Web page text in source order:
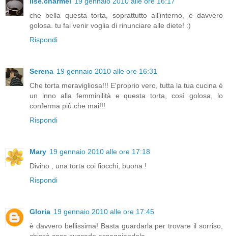
che bella questa torta, soprattutto all'interno, è davvero
golosa. tu fai venir voglia di rinunciare alle diete! :)
Rispondi
Serena 19 gennaio 2010 alle ore 16:31
Che torta meravigliosa!!! E'proprio vero, tutta la tua cucina è
un inno alla femminilità e questa torta, così golosa, lo
conferma più che mai!!!
Rispondi
Mary 19 gennaio 2010 alle ore 17:18
Divino , una torta coi fiocchi, buona !
Rispondi
Gloria 19 gennaio 2010 alle ore 17:45
è davvero bellissima! Basta guardarla per trovare il sorriso,